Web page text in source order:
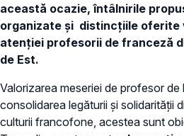
această ocazie, întâlnirile
organizate și distincțiile oferite
atenției profesorii de franceză
de Est.
Valorizarea meseriei de profesor de
consolidarea legăturii și solidarității
culturii francofone, acestea sunt